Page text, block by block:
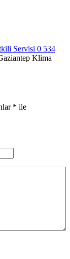
Servisi 0 534
Klima
* ile